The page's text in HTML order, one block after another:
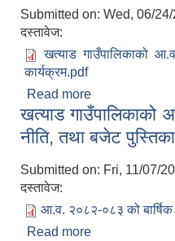
Submitted on: Wed, 06/
दस्तावेज:
खत्याड गाउँपालिकाको
कार्यक्रम.pdf
Read more
नीति तथा
खत्याड गाउँपालिकाको
नीति, तथा बजेट पुस्तिका
Submitted on: Fri, 11/07/
दस्तावेज:
आ.व. २०८२-०८३ को
Read more